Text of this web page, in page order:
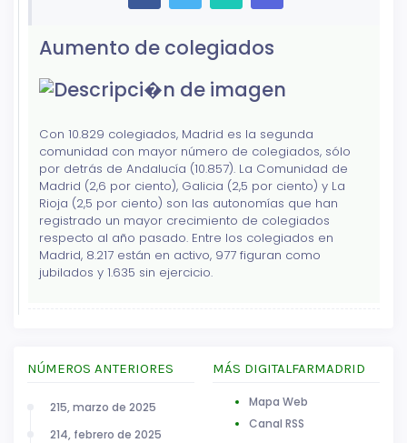
Aumento de colegiados
Con 10.829 colegiados, Madrid es la segunda
comunidad con mayor número de colegiados, sólo
por detrás de Andalucía (10.857). La Comunidad de
Madrid (2,6 por ciento), Galicia (2,5 por ciento) y La
Rioja (2,5 por ciento) son las autonomías que han
registrado un mayor crecimiento de colegiados
respecto al año pasado. Entre los colegiados en
Madrid, 8.217 están en activo, 977 figuran como
jubilados y 1.635 sin ejercicio.
NÚMEROS ANTERIORES
215, marzo de 2025
214, febrero de 2025
MÁS DIGITALFARMADRID
Mapa Web
Canal RSS